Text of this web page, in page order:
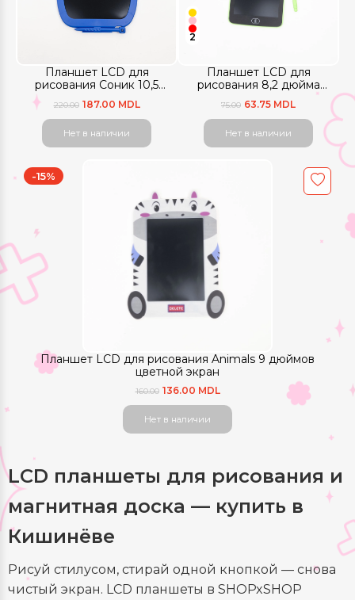
Планшет LCD для
рисования Соник 10,5
дюймов цветной экран
220.00 187.00 MDL
Нет в наличии
Планшет LCD для
рисования 8,2 дюйма
цветной экран
2
75.00 63.75 MDL
Нет в наличии
Планшет LCD для рисования Animals 9 дюймов
цветной экран
-15%
160.00 136.00 MDL
Нет в наличии
LCD планшеты для рисования и
магнитная доска — купить в
Кишинёве
Рисуй стилусом, стирай одной кнопкой — снова
чистый экран. LCD планшеты в SHOPxSHOP